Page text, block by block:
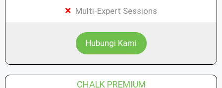
Multi-Expert Sessions
Hubungi Kami
CHALK PREMIUM